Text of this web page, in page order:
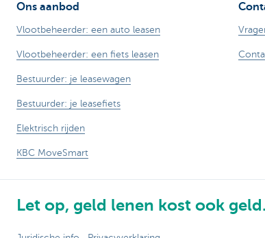
Ons aanbod
Vlootbeheerder: een auto leasen
Vlootbeheerder: een fiets leasen
Bestuurder: je leasewagen
Bestuurder: je leasefiets
Elektrisch rijden
KBC MoveSmart
Let op, geld lenen kost ook geld.